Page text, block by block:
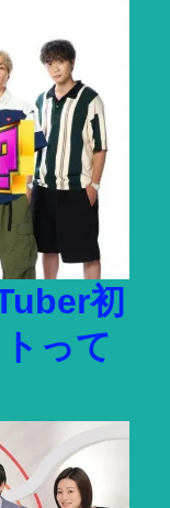
初
って